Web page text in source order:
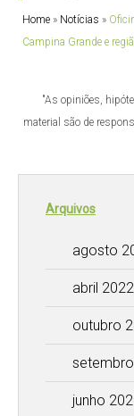
Home » Notícias »
Campina Grande e
"As opiniões,
material são de
Arquivos
agosto
abril 2022
outubro
junho